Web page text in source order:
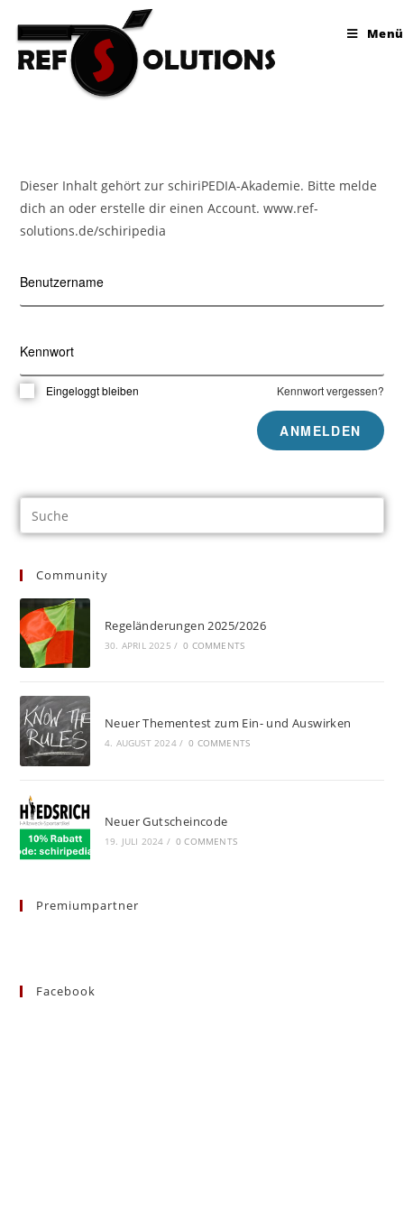
Menü
Dieser Inhalt gehört zur schiriPEDIA-Akademie. Bitte melde
dich an oder erstelle dir einen Account. www.ref-
solutions.de/schiripedia
Benutzername
Kennwort
Eingeloggt bleiben Kennwort vergessen?
Community
Regeländerungen 2025/2026
30. APRIL 2025 / 0 COMMENTS
Neuer Thementest zum Ein- und Auswirken
4. AUGUST 2024 / 0 COMMENTS
Neuer Gutscheincode
19. JULI 2024 / 0 COMMENTS
Premiumpartner
Facebook